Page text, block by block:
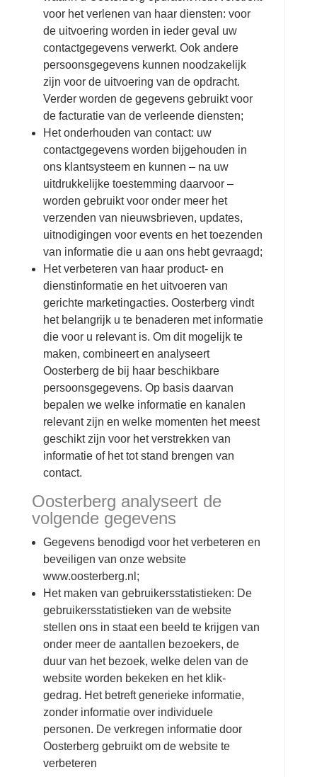
voor het verlenen van haar diensten: voor
de uitvoering worden in ieder geval uw
contactgegevens verwerkt. Ook andere
persoonsgegevens kunnen noodzakelijk
zijn voor de uitvoering van de opdracht.
Verder worden de gegevens gebruikt voor
de facturatie van de verleende diensten;
Het onderhouden van contact: uw
contactgegevens worden bijgehouden in
ons klantsysteem en kunnen – na uw
uitdrukkelijke toestemming daarvoor –
worden gebruikt voor onder meer het
verzenden van nieuwsbrieven, updates,
uitnodigingen voor events en het toezenden
van informatie die u aan ons hebt gevraagd;
Het verbeteren van haar product- en
dienstinformatie en het uitvoeren van
gerichte marketingacties. Oosterberg vindt
het belangrijk u te benaderen met informatie
die voor u relevant is. Om dit mogelijk te
maken, combineert en analyseert
Oosterberg de bij haar beschikbare
persoonsgegevens. Op basis daarvan
bepalen we welke informatie en kanalen
relevant zijn en welke momenten het meest
geschikt zijn voor het verstrekken van
informatie of het tot stand brengen van
contact.
Oosterberg analyseert de
volgende gegevens
Gegevens benodigd voor het verbeteren en
beveiligen van onze website
www.oosterberg.nl;
Het maken van gebruikersstatistieken: De
gebruikersstatistieken van de website
stellen ons in staat een beeld te krijgen van
onder meer de aantallen bezoekers, de
duur van het bezoek, welke delen van de
website worden bekeken en het klik-
gedrag. Het betreft generieke informatie,
zonder informatie over individuele
personen. De verkregen informatie door
Oosterberg gebruikt om de website te
verbeteren